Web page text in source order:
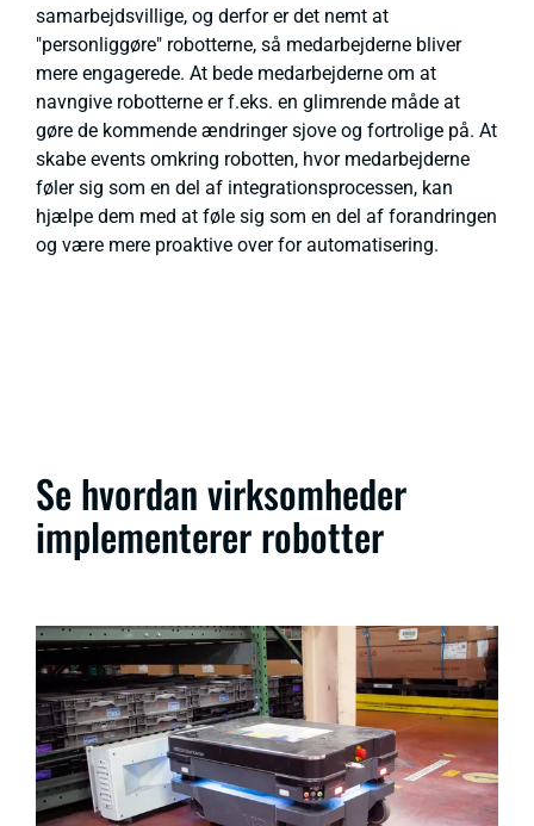
samarbejdsvillige, og derfor er det nemt at
"personliggøre" robotterne, så medarbejderne bliver
mere engagerede. At bede medarbejderne om at
navngive robotterne er f.eks. en glimrende måde at
gøre de kommende ændringer sjove og fortrolige på. At
skabe events omkring robotten, hvor medarbejderne
føler sig som en del af integrationsprocessen, kan
hjælpe dem med at føle sig som en del af forandringen
og være mere proaktive over for automatisering.
Se hvordan virksomheder
implementerer robotter